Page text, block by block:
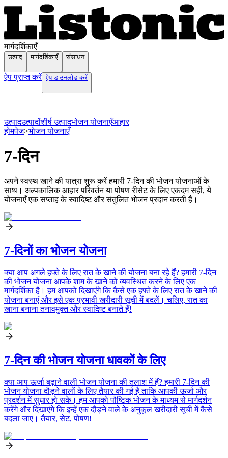
मार्गदर्शिकाएँ
उत्पाद मार्गदर्शिकाएँ संसाधन
ऐप प्राप्त करें ऐप डाउनलोड करें
उत्पादउत्पादोंशीर्ष उत्पादभोजन योजनाएँआहार
होमपेज>भोजन योजनाएँ
7-दिन
अपने स्वस्थ खाने की यात्रा शुरू करें हमारी 7-दिन की भोजन योजनाओं के
साथ। अल्पकालिक आहार परिवर्तन या पोषण रीसेट के लिए एकदम सही, ये
योजनाएँ एक सप्ताह के स्वादिष्ट और संतुलित भोजन प्रदान करती हैं।
7-दिनों का भोजन योजना
क्या आप अगले हफ्ते के लिए रात के खाने की योजना बना रहे हैं? हमारी 7-दिन
की भोजन योजना आपके शाम के खाने को व्यवस्थित करने के लिए एक
मार्गदर्शिका है। हम आपको दिखाएंगे कि कैसे एक हफ्ते के लिए रात के खाने की
योजना बनाएं और इसे एक प्रभावी खरीदारी सूची में बदलें। चलिए, रात का
खाना बनाना तनावमुक्त और स्वादिष्ट बनाते हैं!
7-दिन की भोजन योजना धावकों के लिए
क्या आप ऊर्जा बढ़ाने वाली भोजन योजना की तलाश में हैं? हमारी 7-दिन की
भोजन योजना दौड़ने वालों के लिए तैयार की गई है ताकि आपकी ऊर्जा और
प्रदर्शन में सुधार हो सके। हम आपको पौष्टिक भोजन के माध्यम से मार्गदर्शन
करेंगे और दिखाएंगे कि इन्हें एक दौड़ने वाले के अनुकूल खरीदारी सूची में कैसे
बदला जाए। तैयार, सेट, पोषण!